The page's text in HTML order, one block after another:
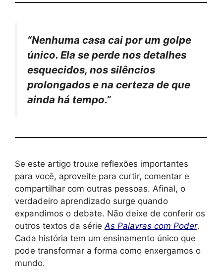
“Nenhuma casa cai por um golpe
único. Ela se perde nos detalhes
esquecidos, nos silêncios
prolongados e na certeza de que
ainda há tempo.”
Se este artigo trouxe reflexões importantes
para você, aproveite para curtir, comentar e
compartilhar com outras pessoas. Afinal, o
verdadeiro aprendizado surge quando
expandimos o debate. Não deixe de conferir os
outros textos da sérieAs Palavras com Poder.
Cada história tem um ensinamento único que
pode transformar a forma como enxergamos o
mundo.